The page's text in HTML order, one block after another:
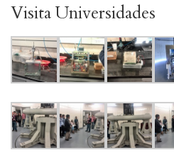
Visita Universidades